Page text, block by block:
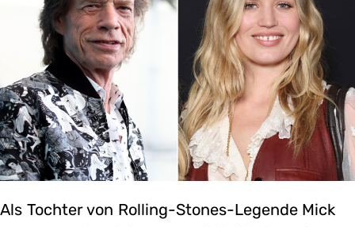
Als Tochter von Rolling-Stones-Legende Mick